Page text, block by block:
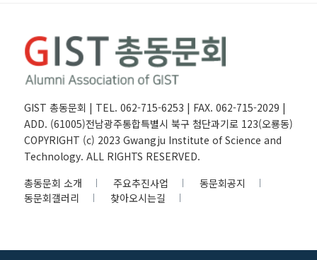
GIST 총동문회 | TEL. 062-715-6253 | FAX. 062-715-2029 |
ADD. (61005)전남광주통합특별시 북구 첨단과기로 123(오룡동)
COPYRIGHT (c) 2023 Gwangju Institute of Science and
Technology. ALL RIGHTS RESERVED.
총동문회 소개
주요추진사업
동문회공지
동문회갤러리
찾아오시는길